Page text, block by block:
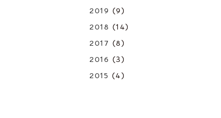
2019 (9)
2018 (14)
2017 (8)
2016 (3)
2015 (4)